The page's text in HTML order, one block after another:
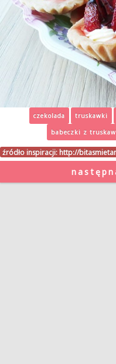
czekolada truskawki
babeczki z
źródło inspiracji: http://